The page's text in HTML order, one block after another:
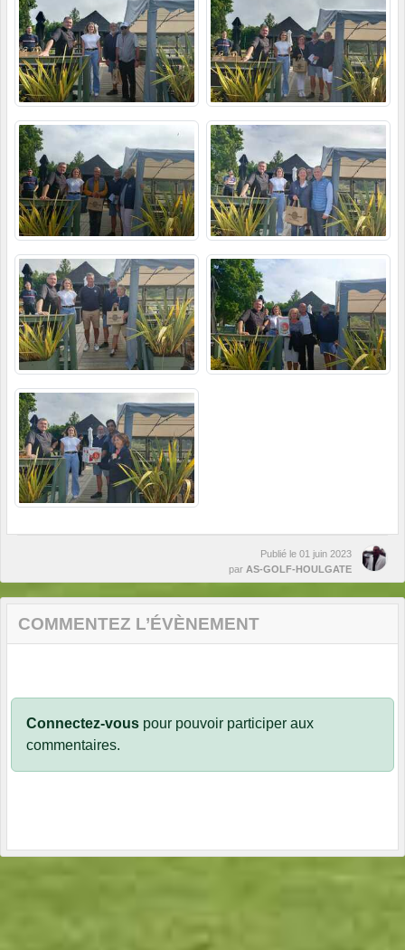
Publié le 01 juin 2023
par AS-GOLF-HOULGATE
COMMENTEZ L’ÉVÈNEMENT
Connectez-vous pour pouvoir participer aux
commentaires.